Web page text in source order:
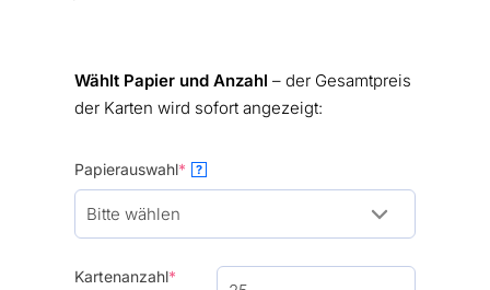
Wählt Papier und Anzahl – der Gesamtpreis
der Karten wird sofort angezeigt:
Papierauswahl*(required)
?
Kartenanzahl*(required)